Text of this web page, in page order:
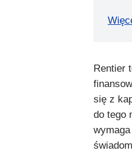
Rentier
się z
do tego